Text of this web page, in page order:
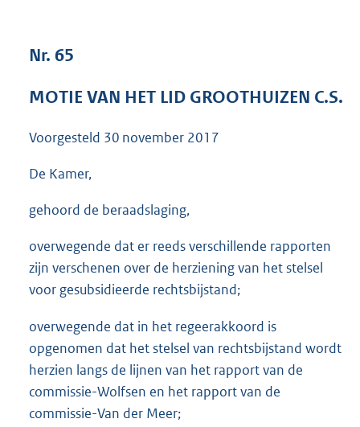
3
b
Nr. 65
MOTIE VAN HET LID GROOTHUIZEN C.S.
Voorgesteld 30 november 2017
De Kamer,
gehoord de beraadslaging,
overwegende dat er reeds verschillende rapporten
zijn verschenen over de herziening van het stelsel
voor gesubsidieerde rechtsbijstand;
overwegende dat in het regeerakkoord is
opgenomen dat het stelsel van rechtsbijstand wordt
herzien langs de lijnen van het rapport van de
commissie-Wolfsen en het rapport van de
commissie-Van der Meer;